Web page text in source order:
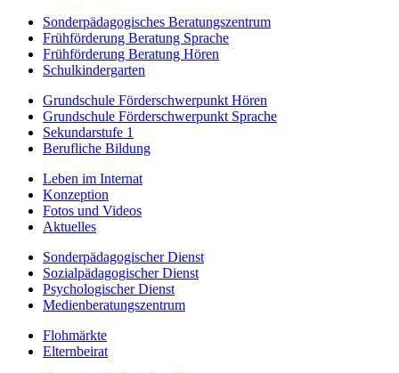
Sonderpädagogisches Beratungszentrum
Frühförderung Beratung Sprache
Frühförderung Beratung Hören
Schulkindergarten
Grundschule Förderschwerpunkt Hören
Grundschule Förderschwerpunkt Sprache
Sekundarstufe 1
Berufliche Bildung
Leben im Internat
Konzeption
Fotos und Videos
Aktuelles
Sonderpädagogischer Dienst
Sozialpädagogischer Dienst
Psychologischer Dienst
Medienberatungszentrum
Flohmärkte
Elternbeirat